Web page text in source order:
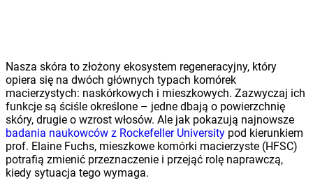
Nasza skóra to złożony ekosystem regeneracyjny, który
opiera się na dwóch głównych typach komórek
macierzystych: naskórkowych i mieszkowych. Zazwyczaj ich
funkcje są ściśle określone – jedne dbają o powierzchnię
skóry, drugie o wzrost włosów. Ale jak pokazują najnowsze
badania naukowców z Rockefeller University pod kierunkiem
prof. Elaine Fuchs, mieszkowe komórki macierzyste (HFSC)
potrafią zmienić przeznaczenie i przejąć rolę naprawczą,
kiedy sytuacja tego wymaga.